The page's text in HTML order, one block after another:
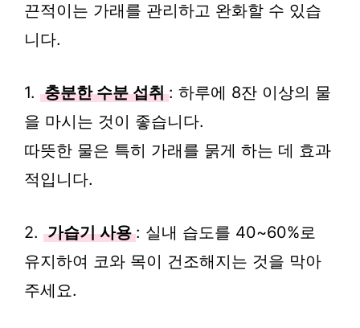
끈적이는 가래를 관리하고 완화할 수 있습
니다.
1. 충분한 수분 섭취 : 하루에 8잔 이상의 물
을 마시는 것이 좋습니다.
따뜻한 물은 특히 가래를 묽게 하는 데 효과
적입니다.
2. 가습기 사용 : 실내 습도를 40~60%로
유지하여 코와 목이 건조해지는 것을 막아
주세요.